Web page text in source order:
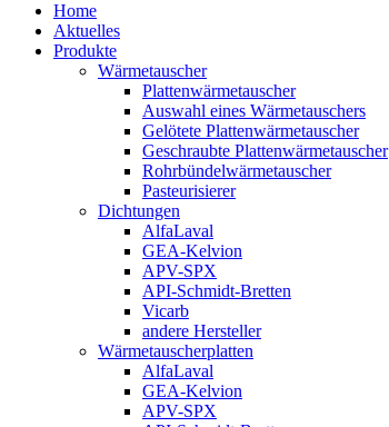
Home
Aktuelles
Produkte
Wärmetauscher
Plattenwärmetauscher
Auswahl eines Wärmetauschers
Gelötete Plattenwärmetauscher
Geschraubte Plattenwärmetauscher
Rohrbündelwärmetauscher
Pasteurisierer
Dichtungen
AlfaLaval
GEA-Kelvion
APV-SPX
API-Schmidt-Bretten
Vicarb
andere Hersteller
Wärmetauscherplatten
AlfaLaval
GEA-Kelvion
APV-SPX